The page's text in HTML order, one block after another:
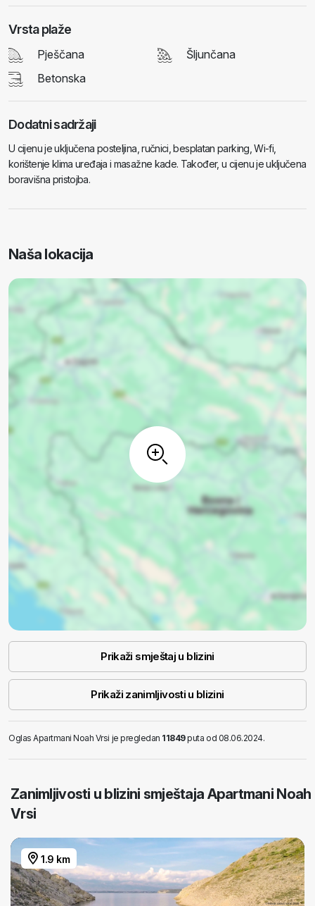
Vrsta plaže
Pješčana
Šljunčana
Betonska
Dodatni sadržaji
U cijenu je uključena posteljina, ručnici, besplatan parking, Wi-fi,
korištenje klima uređaja i masažne kade. Također, u cijenu je uključena
boravišna pristojba.
Naša lokacija
Prikaži smještaj u blizini
Prikaži zanimljivosti u blizini
Oglas Apartmani Noah Vrsi je pregledan 11849puta od 08.06.2024.
Zanimljivosti u blizini smještaja Apartmani Noah
Vrsi
1.9 km